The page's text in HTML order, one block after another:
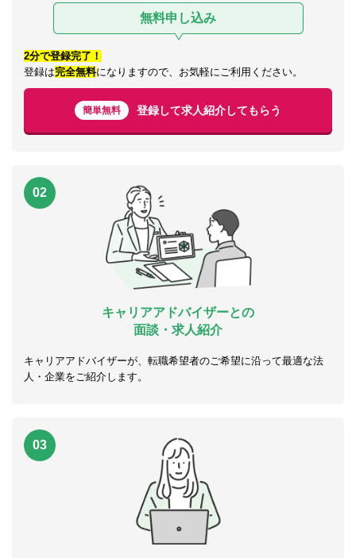
無料申し込み
2分で登録完了！
登録は完全無料になりますので、お気軽にご利用ください。
簡単無料 登録して求人紹介してもらう
02
キャリアアドバイザーとの
面談・求人紹介
キャリアアドバイザーが、転職希望者のご希望に沿って最適な法
人・企業をご紹介します。
03